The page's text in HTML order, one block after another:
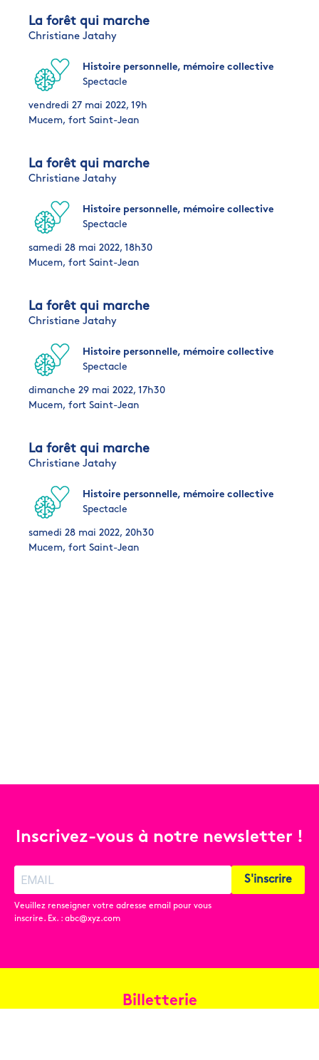
La forêt qui marche
Christiane Jatahy
Histoire personnelle, mémoire collective
Spectacle
vendredi 27 mai 2022, 19h
Mucem, fort Saint-Jean
La forêt qui marche
Christiane Jatahy
Histoire personnelle, mémoire collective
Spectacle
samedi 28 mai 2022, 18h30
Mucem, fort Saint-Jean
La forêt qui marche
Christiane Jatahy
Histoire personnelle, mémoire collective
Spectacle
dimanche 29 mai 2022, 17h30
Mucem, fort Saint-Jean
La forêt qui marche
Christiane Jatahy
Histoire personnelle, mémoire collective
Spectacle
samedi 28 mai 2022, 20h30
Mucem, fort Saint-Jean
Inscrivez-vous à notre newsletter !
Veuillez renseigner votre adresse email pour vous
inscrire. Ex. : abc@xyz.com
S'inscrire
Billetterie